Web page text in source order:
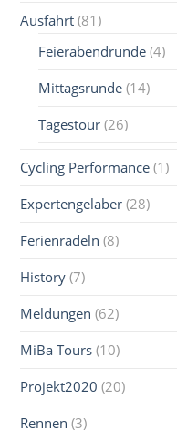
Ausfahrt (81)
Feierabendrunde (4)
Mittagsrunde (14)
Tagestour (26)
Cycling Performance (1)
Expertengelaber (28)
Ferienradeln (8)
History (7)
Meldungen (62)
MiBa Tours (10)
Projekt2020 (20)
Rennen (3)